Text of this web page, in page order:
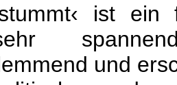
ist ein
und